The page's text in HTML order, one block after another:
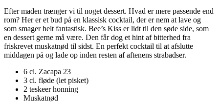
Efter maden trænger vi til noget dessert. Hvad er mere passende end
rom? Her er et bud på en klassisk cocktail, der er nem at lave og
som smager helt fantastisk. Bee’s Kiss er lidt til den søde side, som
en dessert gerne må være. Den får dog et hint af bitterhed fra
friskrevet muskatnød til sidst. En perfekt cocktail til at afslutte
middagen på og lade op inden resten af aftenens strabadser.
6 cl. Zacapa 23
3 cl. fløde (let pisket)
2 teskeer honning
Muskatnød